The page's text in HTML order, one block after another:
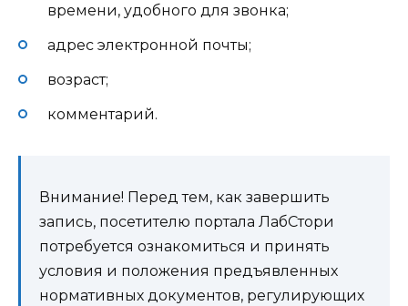
времени, удобного для звонка;
адрес электронной почты;
возраст;
комментарий.
Внимание! Перед тем, как завершить
запись, посетителю портала ЛабСтори
потребуется ознакомиться и принять
условия и положения предъявленных
нормативных документов, регулирующих